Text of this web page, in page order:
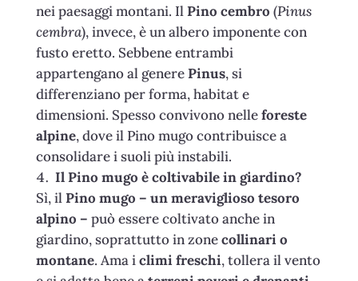
nei paesaggi montani. IlPino cembro (Pinus
cembra), invece, è un albero imponente con
fusto eretto. Sebbene entrambi
appartengano al generePinus, si
differenziano per forma, habitat e
dimensioni. Spesso convivono nelleforeste
alpine, dove il Pino mugo contribuisce a
consolidare i suoli più instabili.
Il Pino mugo è coltivabile in giardino?
Sì, ilPino mugo – un meraviglioso tesoro
alpino – può essere coltivato anche in
giardino, soprattutto in zonecollinari o
montane. Ama iclimi freschi, tollera il vento